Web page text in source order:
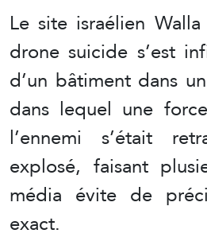
Le site israélien
drone suicide s’est
d’un bâtiment dans
dans lequel une
l’ennemi s’était
explosé, faisant
média évite de
exact.